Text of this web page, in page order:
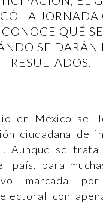
LA JORNADA
CONOCE QUÉ
SE DARÁN
RESULTADOS.
en México se
ciudadana de
Aunque se
país, para
marcada
con